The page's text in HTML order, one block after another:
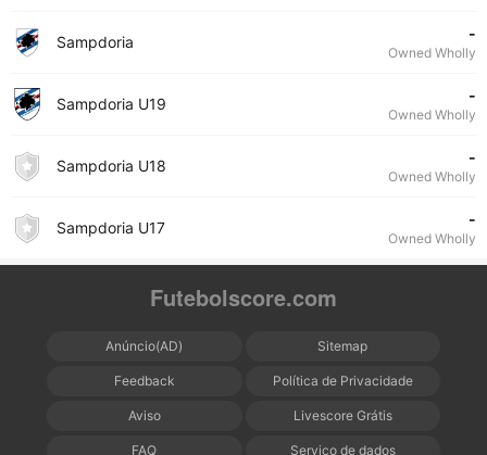
Sampdoria -
Owned Wholly
Sampdoria U19 -
Owned Wholly
Sampdoria U18 -
Owned Wholly
Sampdoria U17 -
Owned Wholly
Futebolscore.com
Anúncio(AD) Sitemap
Feedback Política de Privacidade
Aviso Livescore Grátis
FAQ Serviço de dados